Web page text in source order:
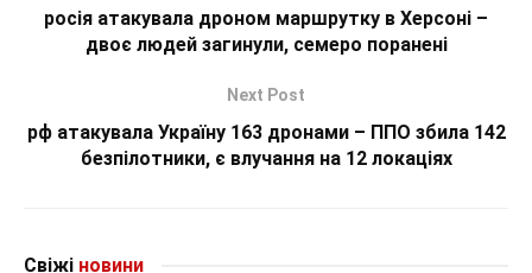
росія атакувала дроном маршрутку в Херсоні –
двоє людей загинули, семеро поранені
Next Post
рф атакувала Україну 163 дронами – ППО збила 142
безпілотники, є влучання на 12 локаціях
Свіжі новини